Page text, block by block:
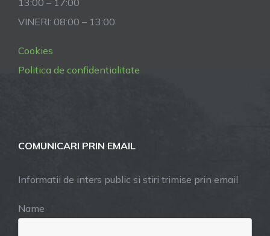
13:00 – 17:00
VINERI: 08:00 – 13:00
Cookies
Politica de confidentialitate
COMUNICARI PRIN EMAIL
Informatii de inters public si stiri trimise prin email
Name